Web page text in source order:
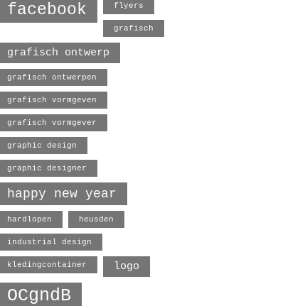
facebook flyers
grafisch
grafisch ontwerp
grafisch ontwerpen
grafisch vormgeven
grafisch vormgever
graphic design
graphic designer
happy new year
hardlopen heusden
industrial design
kledingcontainer logo
OCgndB